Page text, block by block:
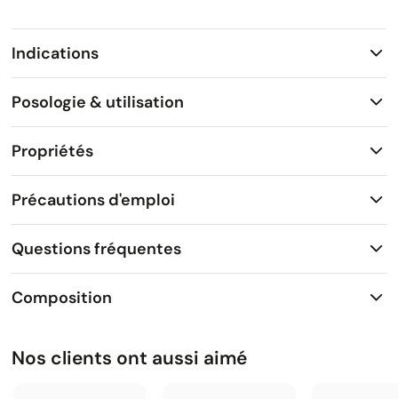
Indications
Posologie & utilisation
Propriétés
Précautions d'emploi
Questions fréquentes
Composition
Nos clients ont aussi aimé